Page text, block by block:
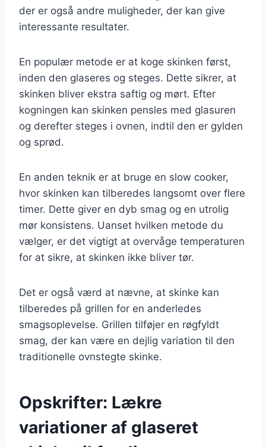
der er også andre muligheder, der kan give
interessante resultater.
En populær metode er at koge skinken først,
inden den glaseres og steges. Dette sikrer, at
skinken bliver ekstra saftig og mørt. Efter
kogningen kan skinken pensles med glasuren
og derefter steges i ovnen, indtil den er gylden
og sprød.
En anden teknik er at bruge en slow cooker,
hvor skinken kan tilberedes langsomt over flere
timer. Dette giver en dyb smag og en utrolig
mør konsistens. Uanset hvilken metode du
vælger, er det vigtigt at overvåge temperaturen
for at sikre, at skinken ikke bliver tør.
Det er også værd at nævne, at skinke kan
tilberedes på grillen for en anderledes
smagsoplevelse. Grillen tilføjer en røgfyldt
smag, der kan være en dejlig variation til den
traditionelle ovnstegte skinke.
Opskrifter: Lækre
variationer af glaseret